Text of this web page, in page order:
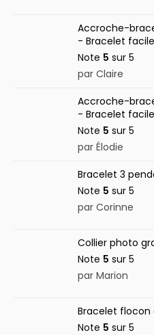
Accroche-
- Bracelet
Note 5 sur 5
par Claire
Accroche-
- Bracelet
Note 5 sur 5
par Élodie
Bracelet 3
Note 5 sur 5
par Corinne
Collier photo
Note 5 sur 5
par Marion
Bracelet flocon
Note 5 sur 5